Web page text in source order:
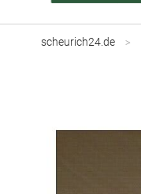
scheurich24.de